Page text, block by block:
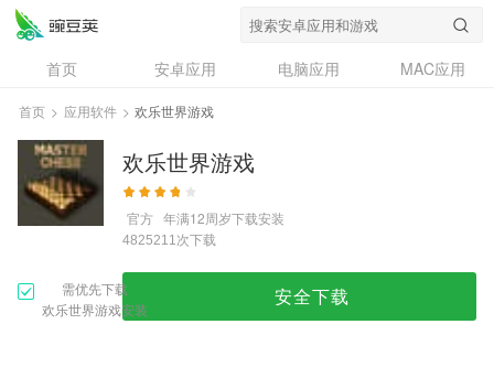
首页 安卓应用 电脑应用
MAC应用
资讯
专题
问答
首页 > 应用软件 > 欢乐世界游戏
欢乐世界游戏
官方 年满12周岁下载安装
4825211次下载
需优先下载
欢乐世界游戏安装
安全下载